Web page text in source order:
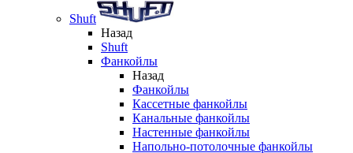
Shuft
Назад
Shuft
Фанкойлы
Назад
Фанкойлы
Кассетные фанкойлы
Канальные фанкойлы
Настенные фанкойлы
Напольно-потолочные фанкойлы